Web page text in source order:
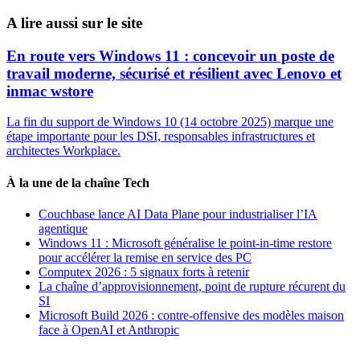
A lire aussi sur le site
En route vers Windows 11 : concevoir un poste de
travail moderne, sécurisé et résilient avec Lenovo et
inmac wstore
La fin du support de Windows 10 (14 octobre 2025) marque une
étape importante pour les DSI, responsables infrastructures et
architectes Workplace.
À la une de la chaîne Tech
Couchbase lance AI Data Plane pour industrialiser l’IA
agentique
Windows 11 : Microsoft généralise le point-in-time restore
pour accélérer la remise en service des PC
Computex 2026 : 5 signaux forts à retenir
La chaîne d’approvisionnement, point de rupture récurent du
SI
Microsoft Build 2026 : contre-offensive des modèles maison
face à OpenAI et Anthropic